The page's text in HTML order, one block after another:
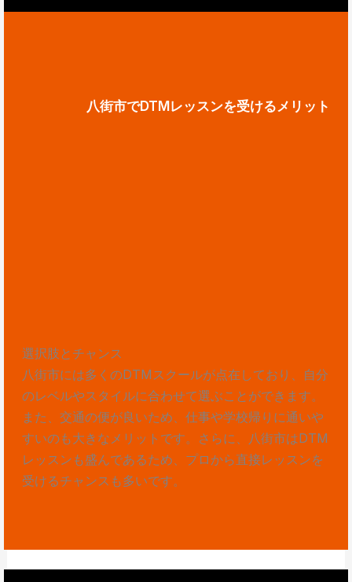
八街市でDTMレッスンを受けるメリット
選択肢とチャンス
八街市には多くのDTMスクールが点在しており、自分
のレベルやスタイルに合わせて選ぶことができます。
また、交通の便が良いため、仕事や学校帰りに通いや
すいのも大きなメリットです。さらに、八街市はDTM
レッスンも盛んであるため、プロから直接レッスンを
受けるチャンスも多いです。